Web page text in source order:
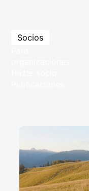
Socios